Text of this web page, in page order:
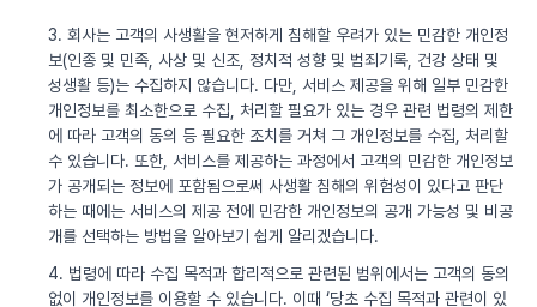
3. 회사는 고객의 사생활을 현저하게 침해할 우려가 있는 민감한 개인정
보(인종 및 민족, 사상 및 신조, 정치적 성향 및 범죄기록, 건강 상태 및
성생활 등)는 수집하지 않습니다. 다만, 서비스 제공을 위해 일부 민감한
개인정보를 최소한으로 수집, 처리할 필요가 있는 경우 관련 법령의 제한
에 따라 고객의 동의 등 필요한 조치를 거쳐 그 개인정보를 수집, 처리할
수 있습니다. 또한, 서비스를 제공하는 과정에서 고객의 민감한 개인정보
가 공개되는 정보에 포함됨으로써 사생활 침해의 위험성이 있다고 판단
하는 때에는 서비스의 제공 전에 민감한 개인정보의 공개 가능성 및 비공
개를 선택하는 방법을 알아보기 쉽게 알리겠습니다.
4. 법령에 따라 수집 목적과 합리적으로 관련된 범위에서는 고객의 동의
없이 개인정보를 이용할 수 있습니다. 이때 ‘당초 수집 목적과 관련이 있